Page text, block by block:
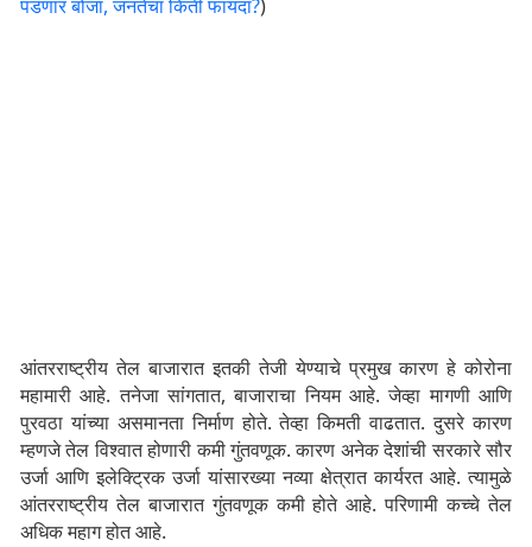
पडणार बोजा, जनतेचा किती फायदा?)
आंतरराष्ट्रीय तेल बाजारात इतकी तेजी येण्याचे प्रमुख कारण हे कोरोना
महामारी आहे. तनेजा सांगतात, बाजाराचा नियम आहे. जेव्हा मागणी आणि
पुरवठा यांच्या असमानता निर्माण होते. तेव्हा किमती वाढतात. दुसरे कारण
म्हणजे तेल विश्वात होणारी कमी गुंतवणूक. कारण अनेक देशांची सरकारे सौर
उर्जा आणि इलेक्ट्रिक उर्जा यांसारख्या नव्या क्षेत्रात कार्यरत आहे. त्यामुळे
आंतरराष्ट्रीय तेल बाजारात गुंतवणूक कमी होते आहे. परिणामी कच्चे तेल
अधिक महाग होत आहे.